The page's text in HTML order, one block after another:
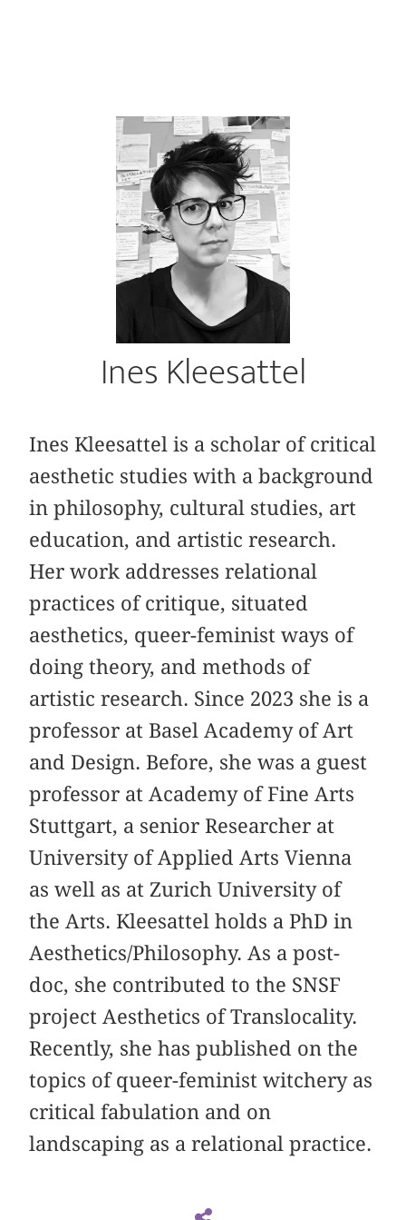
Ines Kleesattel
Ines Kleesattel is a scholar of critical
aesthetic studies with a background
in philosophy, cultural studies, art
education, and artistic research.
Her work addresses relational
practices of critique, situated
aesthetics, queer-feminist ways of
doing theory, and methods of
artistic research. Since 2023 she is a
professor at Basel Academy of Art
and Design. Before, she was a guest
professor at Academy of Fine Arts
Stuttgart, a senior Researcher at
University of Applied Arts Vienna
as well as at Zurich University of
the Arts. Kleesattel holds a PhD in
Aesthetics/Philosophy. As a post-
doc, she contributed to the SNSF
project Aesthetics of Translocality.
Recently, she has published on the
topics of queer-feminist witchery as
critical fabulation and on
landscaping as a relational practice.